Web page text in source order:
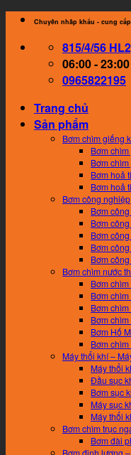
Skip
content
Chuyên nhâp khẩu - cung
815/4/56
06:00 - 23:00
0965822195
Trang chủ
Sản phẩm
Bơm chìm giếng
Bơm
Bơm
Bơm hoả
Bơm hoả
Bơm công nghiệp
Bơm
Bơm
Bơm
Bơm
Bơm
Bơm chìm nước
Bơm
Bơm
Bơm
Bơm
Bơm Hố
Bơm
Máy thổi khí –
Máy thổi
Đầu sục
Bơm sục
Máy sục
Máy thổi
Bơm chìm trục
Bơm đài
Bơm định lượng